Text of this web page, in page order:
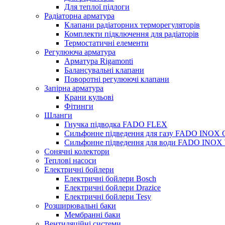
Для теплої підлоги
Радіаторна арматура
Клапани радіаторних терморегуляторів
Комплекти підключення для радіаторів
Термостатичні елементи
Регулююча арматура
Арматура Rigamonti
Балансувальні клапани
Поворотні регулюючі клапани
Запірна арматура
Крани кульові
Фітинги
Шланги
Гнучка підводка FADO FLEX
Сильфонне підведення для газу FADO INOX
Сильфонне підведення для води FADO INOX
Сонячні колектори
Теплові насоси
Електричні бойлери
Електричні бойлери Bosch
Електричні бойлери Drazice
Електричні бойлери Tesy
Розширювальні баки
Мембранні баки